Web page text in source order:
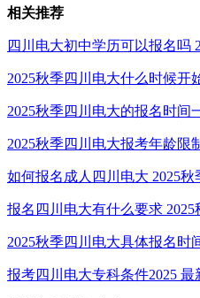
相关推荐
四川电大初中学历可以报名吗
2025秋季四川电大什么时候开
2025秋季四川电大的报名时间
2025秋季四川电大报考年龄限
如何报名成人四川电大 2025秋
报名四川电大有什么要求 2025
2025秋季四川电大具体报名时
报考四川电大专科条件2025 最